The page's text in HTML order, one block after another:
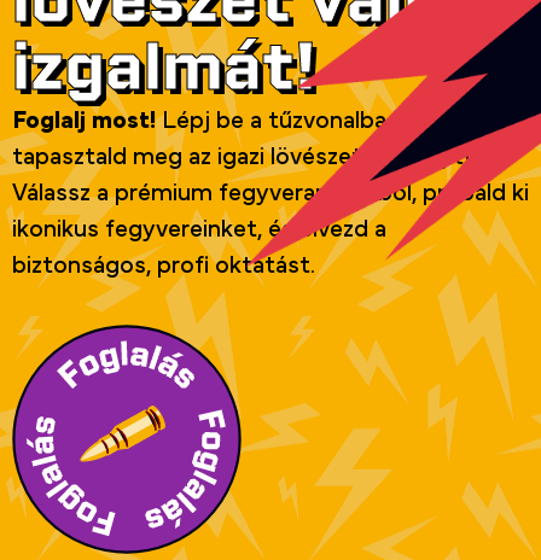
izgalmát!
Foglalj most!Lépj be a tűzvonalba, és
tapasztald meg az igazi lövészeti élményt!
Válassz a prémium fegyverarzenálból, próbáld ki
ikonikus fegyvereinket, és élvezd a
biztonságos, profi oktatást.